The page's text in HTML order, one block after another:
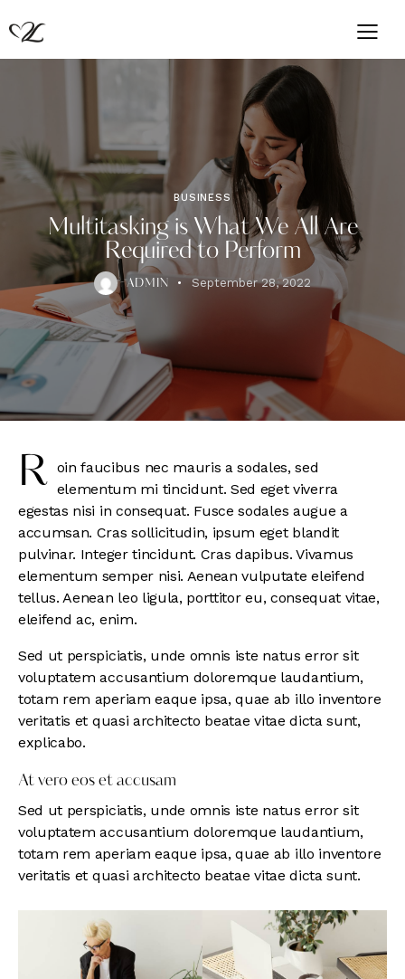
BUSINESS
Multitasking is What We All Are
Required to Perform
ADMIN September 28, 2022
r oin faucibus nec mauris a sodales, sed
elementum mi tincidunt. Sed eget viverra
egestas nisi in consequat. Fusce sodales augue a
accumsan. Cras sollicitudin, ipsum eget blandit
pulvinar. Integer tincidunt. Cras dapibus. Vivamus
elementum semper nisi. Aenean vulputate eleifend
tellus. Aenean leo ligula, porttitor eu, consequat vitae,
eleifend ac, enim.
Sed ut perspiciatis, unde omnis iste natus error sit
voluptatem accusantium doloremque laudantium,
totam rem aperiam eaque ipsa, quae ab illo inventore
veritatis et quasi architecto beatae vitae dicta sunt,
explicabo.
At vero eos et accusam
Sed ut perspiciatis, unde omnis iste natus error sit
voluptatem accusantium doloremque laudantium,
totam rem aperiam eaque ipsa, quae ab illo inventore
veritatis et quasi architecto beatae vitae dicta sunt.